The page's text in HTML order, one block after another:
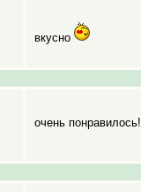
вкусно
очень понравилось!